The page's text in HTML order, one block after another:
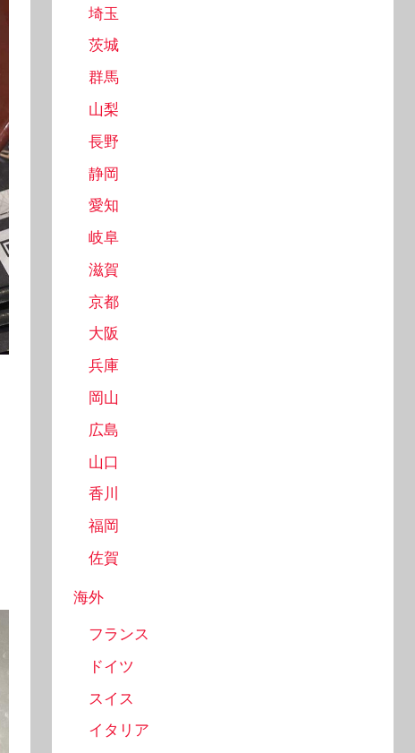
埼玉
茨城
群馬
山梨
長野
静岡
愛知
岐阜
滋賀
京都
大阪
兵庫
岡山
広島
山口
香川
福岡
佐賀
海外
フランス
ドイツ
スイス
イタリア